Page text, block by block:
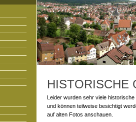
HISTORISCHE
Leider wurden sehr viele
und können teilweise besichtigt
auf alten Fotos anschauen.